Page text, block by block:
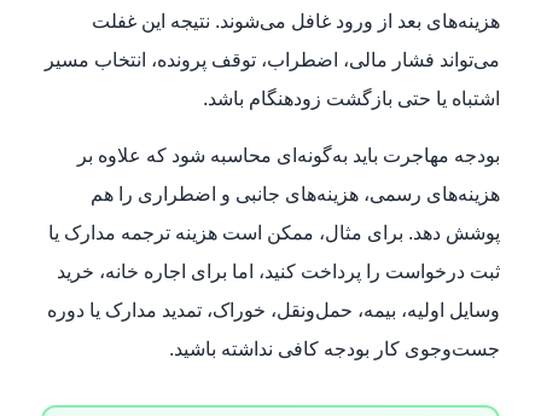
هزینه‌های بعد از ورود غافل می‌شوند. نتیجه این غفلت
می‌تواند فشار مالی، اضطراب، توقف پرونده، انتخاب مسیر
اشتباه یا حتی بازگشت زودهنگام باشد.
بودجه مهاجرت باید به‌گونه‌ای محاسبه شود که علاوه بر
هزینه‌های رسمی، هزینه‌های جانبی و اضطراری را هم
پوشش دهد. برای مثال، ممکن است هزینه ترجمه مدارک یا
ثبت درخواست را پرداخت کنید، اما برای اجاره خانه، خرید
وسایل اولیه، بیمه، حمل‌ونقل، خوراک، تمدید مدارک یا دوره
جست‌وجوی کار بودجه کافی نداشته باشید.